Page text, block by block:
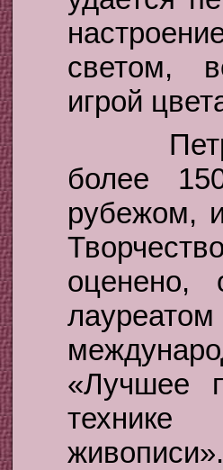
светом,
игрой
Петр
более
рубежом,
оценено,
«Лучшее